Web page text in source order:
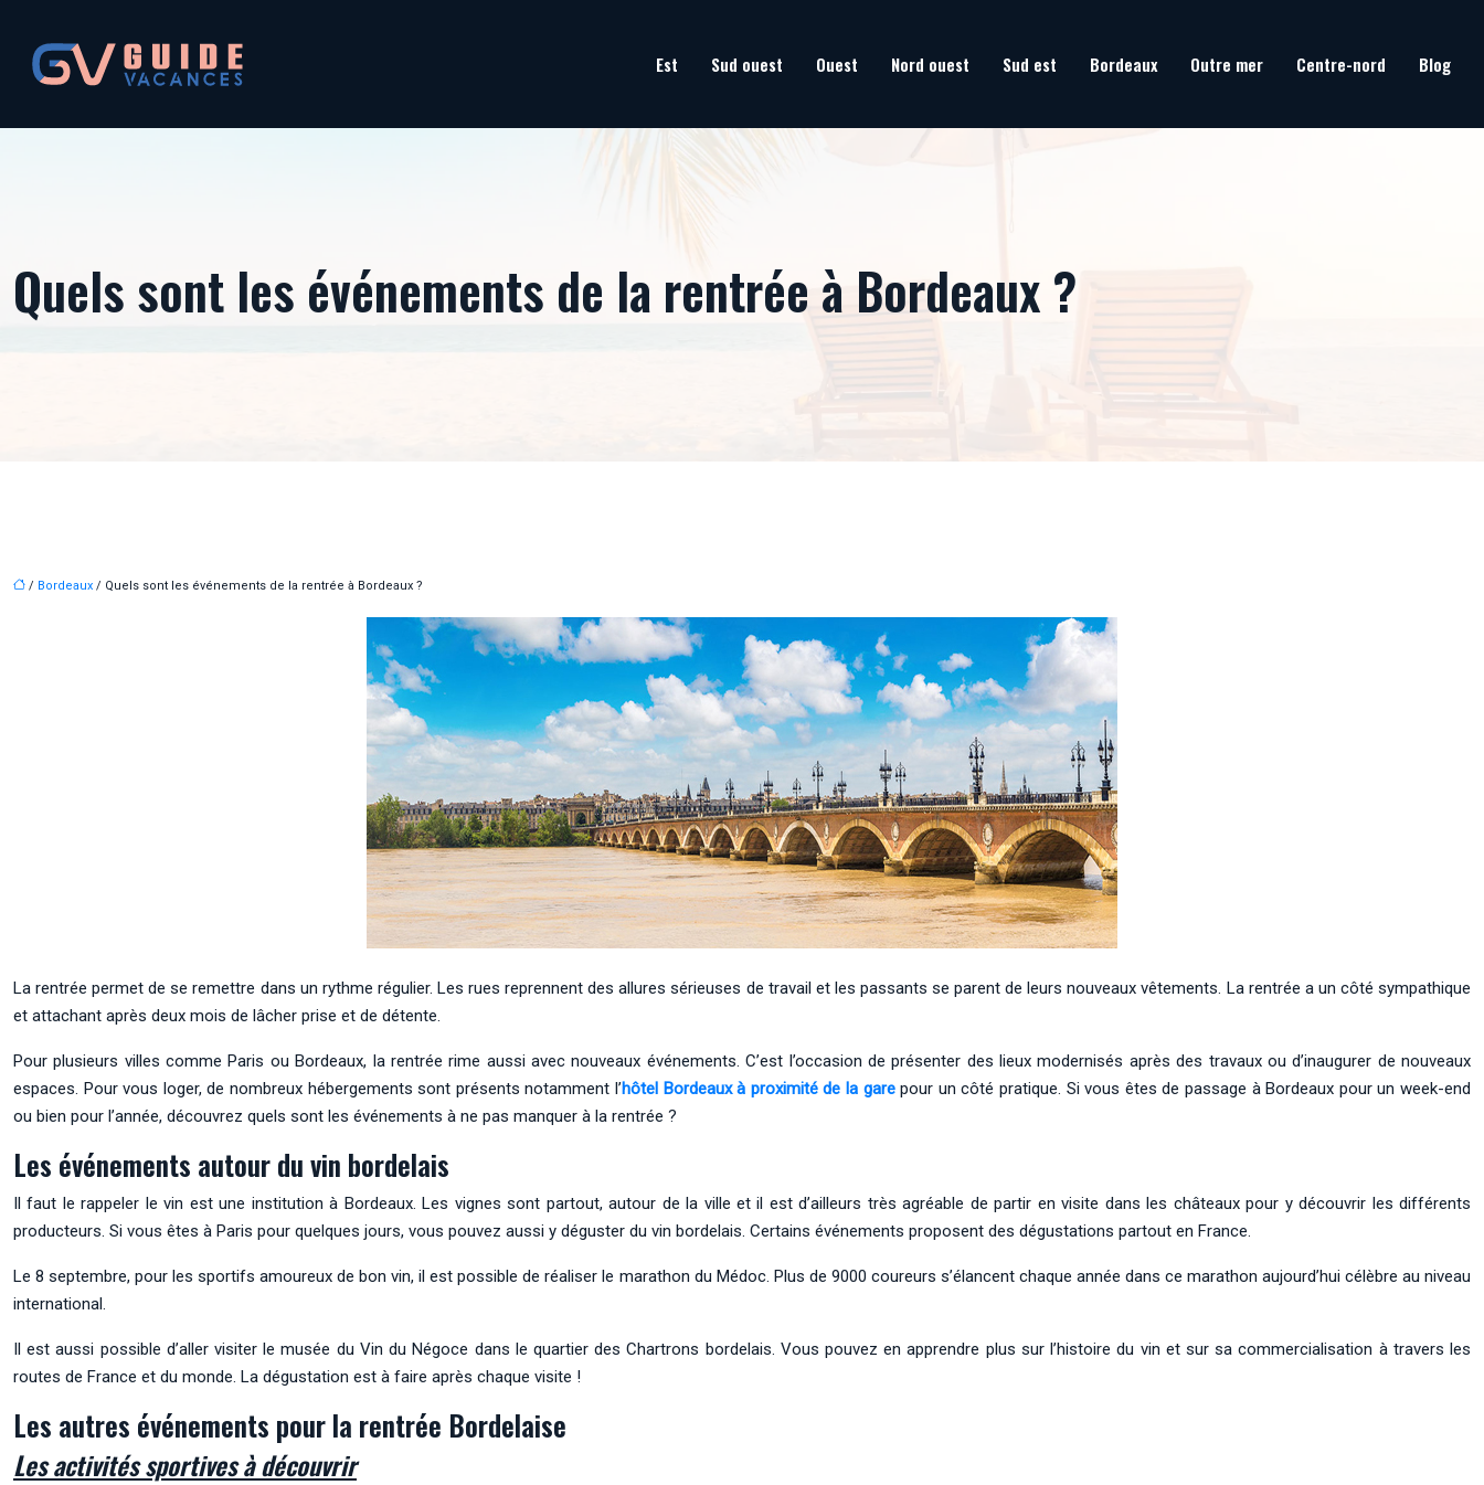
Est Sud ouest Ouest Nord ouest Sud est Bordeaux Outre mer Centre-nord Blog
Quels sont les événements de la rentrée à Bordeaux ?
/ Bordeaux / Quels sont les événements de la rentrée à Bordeaux ?
La rentrée permet de se remettre dans un rythme régulier. Les rues reprennent des allures sérieuses de travail et les passants se parent de leurs nouveaux vêtements. La rentrée a un côté sympathique
et attachant après deux mois de lâcher prise et de détente.
Pour plusieurs villes comme Paris ou Bordeaux, la rentrée rime aussi avec nouveaux événements.C’est l’occasion de présenter des lieux modernisés après des travaux ou d’inaugurer de nouveaux
espaces. Pour vous loger, de nombreux hébergements sont présents notamment l’hôtel Bordeaux à proximité de la garepour un côté pratique. Si vous êtes de passage à Bordeaux pour un week-end
ou bien pour l’année, découvrez quels sont les événements à ne pas manquer à la rentrée ?
Les événements autour du vin bordelais
Il faut le rappeler le vin est une institution à Bordeaux. Les vignes sont partout, autour de la ville et il est d’ailleurs très agréable de partir en visite dans les châteaux pour y découvrir les différents
producteurs. Si vous êtes à Paris pour quelques jours, vous pouvez aussi y déguster du vin bordelais. Certains événements proposent des dégustations partout en France.
Le 8 septembre, pour les sportifs amoureux de bon vin, il est possible de réaliser le marathon du Médoc. Plus de 9000 coureurs s’élancent chaque année dans ce marathon aujourd’hui célèbre au niveau
international.
Il est aussi possible d’aller visiter le musée du Vin du Négoce dans le quartier des Chartrons bordelais. Vous pouvez en apprendre plus sur l’histoire du vin et sur sa commercialisation à travers les
routes de France et du monde. La dégustation est à faire après chaque visite !
Les autres événements pour la rentrée Bordelaise
Les activités sportives à découvrir